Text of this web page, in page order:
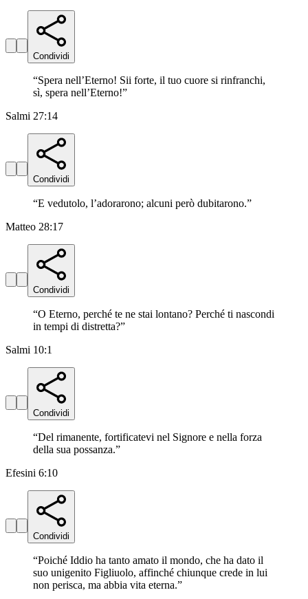
Condividi
“Spera nell’Eterno! Sii forte, il tuo cuore si rinfranchi,
sì, spera nell’Eterno!”
Salmi 27:14
Condividi
“E vedutolo, l’adorarono; alcuni però dubitarono.”
Matteo 28:17
Condividi
“O Eterno, perché te ne stai lontano? Perché ti nascondi
in tempi di distretta?”
Salmi 10:1
Condividi
“Del rimanente, fortificatevi nel Signore e nella forza
della sua possanza.”
Efesini 6:10
Condividi
“Poiché Iddio ha tanto amato il mondo, che ha dato il
suo unigenito Figliuolo, affinché chiunque crede in lui
non perisca, ma abbia vita eterna.”